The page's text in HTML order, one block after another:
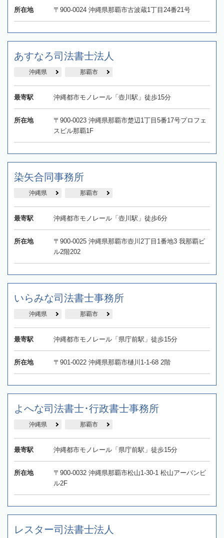
所在地 〒900-0024 沖縄県那覇市古波蔵1丁目24番21号
あすなろ司法書士法人
沖縄県 那覇市
最寄駅 沖縄都市モノレール「壺川駅」徒歩15分
所在地
〒900-0023 沖縄県那覇市楚辺1丁目5番17号プロフェ
スビル那覇1F
染矢合同事務所
沖縄県 那覇市
最寄駅 沖縄都市モノレール「壺川駅」徒歩6分
所在地
〒900-0025 沖縄県那覇市壺川2丁目1番地3 我那覇ビ
ル2階202
いらみな司法書士事務所
沖縄県 那覇市
最寄駅 沖縄都市モノレール「県庁前駅」徒歩15分
所在地 〒901-0022 沖縄県那覇市樋川1-1-68 2階
よへな司法書士･行政書士事務所
沖縄県 那覇市
最寄駅 沖縄都市モノレール「県庁前駅」徒歩15分
所在地
〒900-0032 沖縄県那覇市松山1-30-1 松山アーバンビ
ル2F
レスター司法書士法人